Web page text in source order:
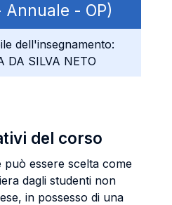
- OP)
dell'insegnamento:
DA SILVA NETO
del corso
può essere scelta come
dagli studenti non
in possesso di una